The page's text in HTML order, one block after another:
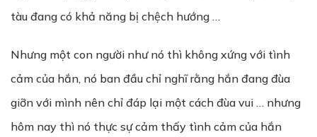
tàu đang có khả năng bị chệch hướng …
Nhưng một con người như nó thì không xứng với tình
cảm của hắn, nó ban đầu chỉ nghĩ rằng hắn đang đùa
giỡn với mình nên chỉ đáp lại một cách đùa vui … nhưng
hôm nay thì nó thực sự cảm thấy tình cảm của hắn